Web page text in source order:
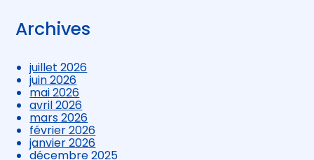
Archives
juillet 2026
juin 2026
mai 2026
avril 2026
mars 2026
février 2026
janvier 2026
décembre 2025